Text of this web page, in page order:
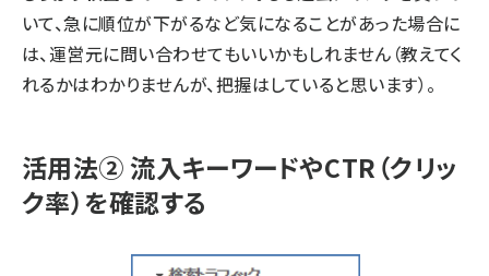
いて、急に順位が下がるなど気になることがあった場合に
は、運営元に問い合わせてもいいかもしれません（教えてく
れるかはわかりませんが、把握はしていると思います）。
活用法② 流入キーワードやCTR（クリッ
ク率）を確認する